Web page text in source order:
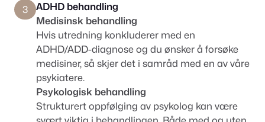
3
ADHD behandling
Medisinsk behandling
Hvis utredning konkluderer med en
ADHD/ADD-diagnose og du ønsker å forsøke
medisiner, så skjer det i samråd med en av våre
psykiatere.
Psykologisk behandling
Strukturert oppfølging av psykolog kan være